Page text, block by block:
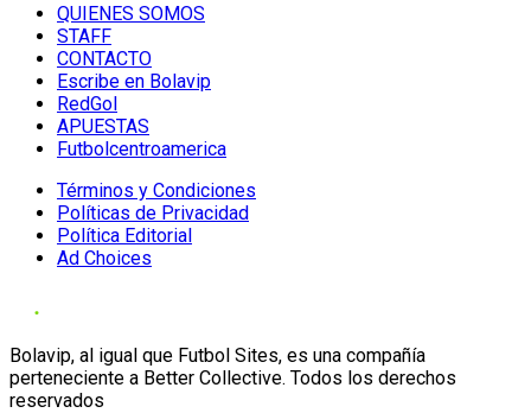
QUIENES SOMOS
STAFF
CONTACTO
Escribe en Bolavip
RedGol
APUESTAS
Futbolcentroamerica
Términos y Condiciones
Políticas de Privacidad
Política Editorial
Ad Choices
Bolavip, al igual que Futbol Sites, es una compañía
perteneciente a Better Collective. Todos los derechos
reservados